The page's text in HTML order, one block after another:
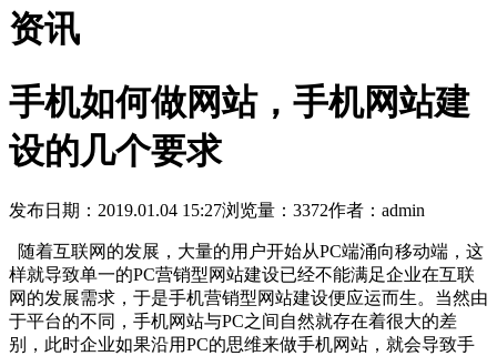
资讯
手机如何做网站，手机网站建
设的几个要求
发布日期：2019.01.04 15:27浏览量：3372作者：admin
随着互联网的发展，大量的用户开始从PC端涌向移动端，这
样就导致单一的PC营销型网站建设已经不能满足企业在互联
网的发展需求，于是手机营销型网站建设便应运而生。当然由
于平台的不同，手机网站与PC之间自然就存在着很大的差
别，此时企业如果沿用PC的思维来做手机网站，就会导致手